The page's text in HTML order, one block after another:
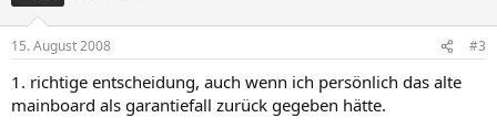
15. August 2008 #3
1. richtige entscheidung, auch wenn ich persönlich das alte
mainboard als garantiefall zurück gegeben hätte.